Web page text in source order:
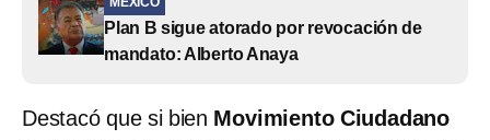
Plan B sigue atorado por revocación de
mandato: Alberto Anaya
Destacó que si bien Movimiento Ciudadano